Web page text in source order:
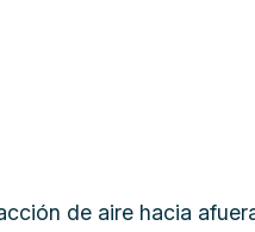
de aire hacia